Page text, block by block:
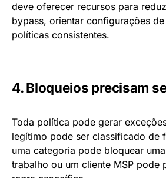
deve oferecer recursos para
bypass, orientar configurações
políticas consistentes.
4. Bloqueios precisam
Toda política pode gerar
legítimo pode ser classificado de
uma categoria pode bloquear
trabalho ou um cliente MSP pode